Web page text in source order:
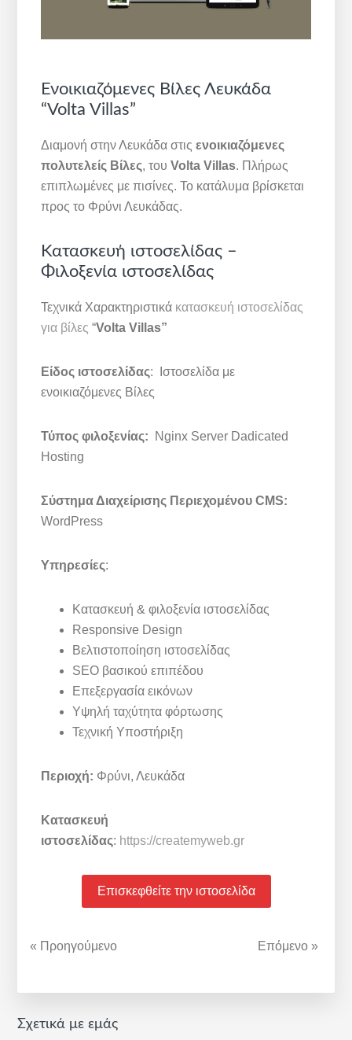
Ενοικιαζόμενες Βίλες Λευκάδα
“Volta Villas”
Διαμονή στην Λευκάδα στιςενοικιαζόμενες
πολυτελείς Βίλες, τουVolta Villas. Πλήρως
επιπλωμένες με πισίνες. Το κατάλυμα βρίσκεται
προς το Φρύνι Λευκάδας.
Κατασκευή ιστοσελίδας –
Φιλοξενία ιστοσελίδας
Τεχνικά Χαρακτηριστικά κατασκευή ιστοσελίδας
για βίλες “Volta Villas”
Είδος ιστοσελίδας: Ιστοσελίδα με
ενοικιαζόμενες Βίλες
Τύπος φιλοξενίας: Nginx Server Dadicated
Hosting
Σύστημα Διαχείρισης Περιεχομένου CMS:
WordPress
Υπηρεσίες:
Κατασκευή & φιλοξενία ιστοσελίδας
Responsive Design
Βελτιστοποίηση ιστοσελίδας
SEO βασικού επιπέδου
Επεξεργασία εικόνων
Υψηλή ταχύτητα φόρτωσης
Τεχνική Υποστήριξη
Περιοχή: Φρύνι, Λευκάδα
Κατασκευή
ιστοσελίδας: https://createmyweb.gr
Επισκεφθείτε την ιστοσελίδα
« Προηγούμενο Επόμενο »
Αρχική
Σχετικά με εμάς